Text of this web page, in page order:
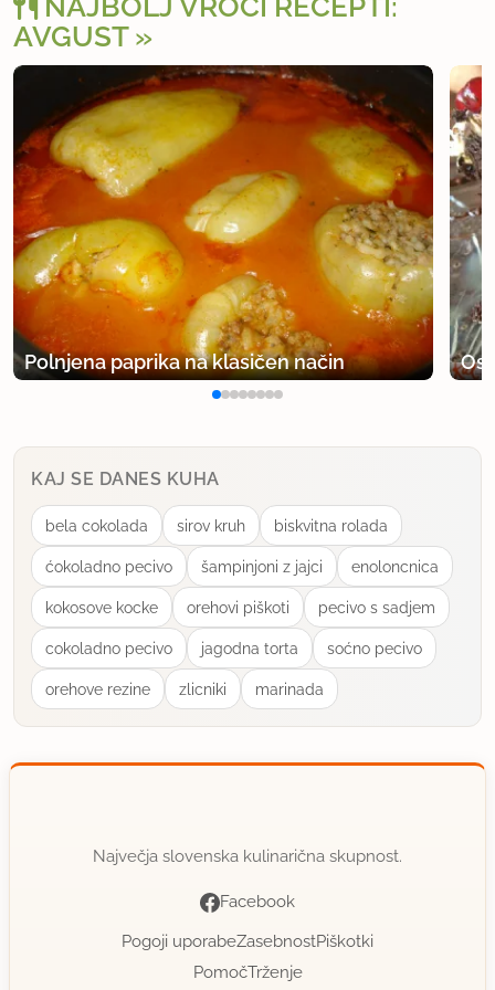
AVGUST
Polnjena paprika na klasičen način
KAJ SE DANES KUHA
bela cokolada sirov kruh biskvitna rolada
ćokoladno pecivo šampinjoni z jajci enoloncnica
kokosove kocke orehovi piškoti pecivo s sadjem
cokoladno pecivo jagodna torta soćno pecivo
orehove rezine zlicniki marinada
Največja slovenska kulinarična skupnost.
Facebook
Pogoji uporabeZasebnostPiškotki
PomočTrženje